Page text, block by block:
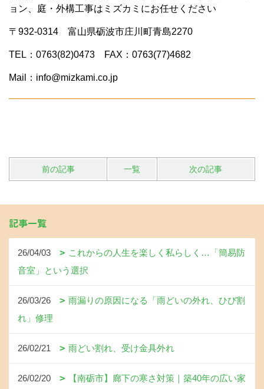
ョン、庭・外構工事はミズカミにお任せください
〒932-0314 富山県砺波市庄川町青島2270
TEL：0763(82)0473 FAX：0763(77)4682
Mail：info@mizkami.co.jp
前の記事 一覧 次の記事
記事一覧
26/04/03
これからの人生を楽しく私らしく…「簡易防
音室」という選択
26/03/26
雨漏りの原因になる「雨どいの外れ、ひび割
れ」修理
26/02/21 雨どい割れ、受け金具外れ
26/02/20
【南砺市】廊下の寒さ対策｜築40年の広い家